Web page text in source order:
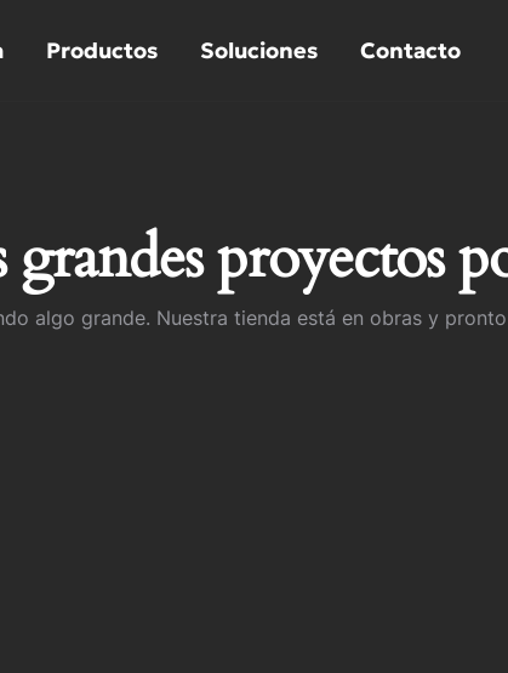
Productos Soluciones Contacto
proyectos
algo grande. Nuestra tienda está en obras y